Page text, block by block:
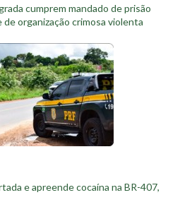
cumprem mandado de prisão
organização crimosa violenta
e apreende cocaína na BR-407,